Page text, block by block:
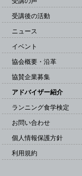
受講後の活動
ニュース
イベント
協会概要・沿革
協賛企業募集
アドバイザー紹介
ランニング食学検定
お問い合わせ
個人情報保護方針
利用規約